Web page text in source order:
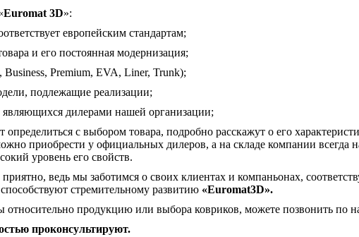
Euromat 3D»:
европейским стандартам;
и его постоянная модернизация;
Premium, EVA, Liner, Trunk);
подлежащие реализации;
дилерами нашей организации;
с выбором товара, подробно расскажут о его
приобрести у официальных дилеров, а на складе компании всегда
уровень его свойств.
ведь мы заботимся о своих клиентах и компаньонах,
способствуют стремительному развитию «Euromat3D».
относительно продукцию или выбора ковриков, можете позвонить по
проконсультируют.